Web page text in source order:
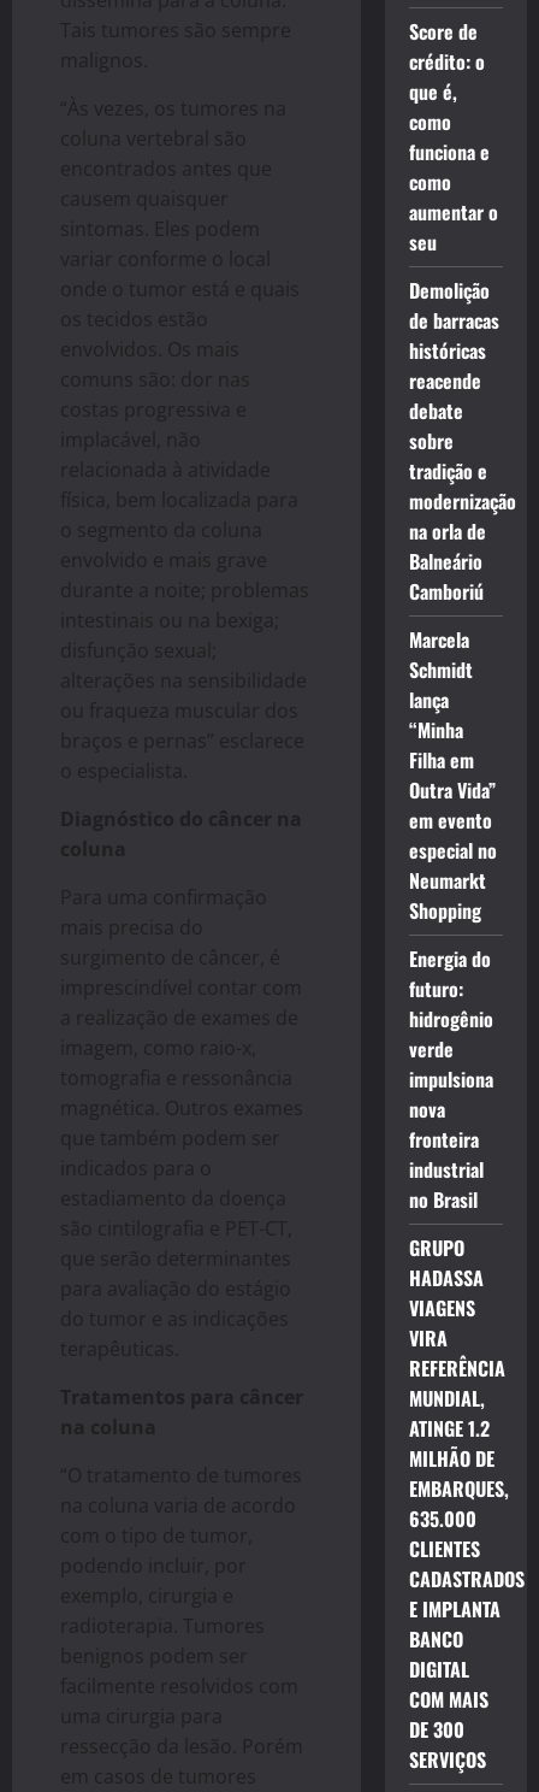
Tais tumores são sempre
malignos.
“Às vezes, os tumores na
coluna vertebral são
encontrados antes que
causem quaisquer
sintomas. Eles podem
variar conforme o local
onde o tumor está e quais
os tecidos estão
envolvidos. Os mais
comuns são: dor nas
costas progressiva e
implacável, não
relacionada à atividade
física, bem localizada para
o segmento da coluna
envolvido e mais grave
durante a noite; problemas
intestinais ou na bexiga;
disfunção sexual;
alterações na sensibilidade
ou fraqueza muscular dos
braços e pernas” esclarece
o especialista.
Diagnóstico do câncer na
coluna
Para uma confirmação
mais precisa do
surgimento de câncer, é
imprescindível contar com
a realização de exames de
imagem, como raio-x,
tomografia e ressonância
magnética. Outros exames
que também podem ser
indicados para o
estadiamento da doença
são cintilografia e PET-CT,
que serão determinantes
para avaliação do estágio
do tumor e as indicações
terapêuticas.
Tratamentos para câncer
na coluna
“O tratamento de tumores
na coluna varia de acordo
com o tipo de tumor,
podendo incluir, por
exemplo, cirurgia e
radioterapia. Tumores
benignos podem ser
facilmente resolvidos com
uma cirurgia para
ressecção da lesão. Porém
em casos de tumores
Score de
crédito: o
que é,
como
funciona e
como
aumentar o
seu
Demolição
de barracas
históricas
reacende
debate
sobre
tradição e
modernização
na orla de
Balneário
Camboriú
Marcela
Schmidt
lança
“Minha
Filha em
Outra Vida”
em evento
especial no
Neumarkt
Shopping
Energia do
futuro:
hidrogênio
verde
impulsiona
nova
fronteira
industrial
no Brasil
GRUPO
HADASSA
VIAGENS
VIRA
REFERÊNCIA
MUNDIAL,
ATINGE 1.2
MILHÃO DE
EMBARQUES,
635.000
CLIENTES
CADASTRADOS
E IMPLANTA
BANCO
DIGITAL
COM MAIS
DE 300
SERVIÇOS